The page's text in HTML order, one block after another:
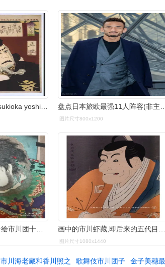
"市川团十郎" 通过 tsukioka yoshitoshi (1839-1892, japan) 盘点日本旅欧最强11人阵容(非
图片尺寸800x1200
浮世绘丰原国周役者绘市川团十郎明治时期原刻保证原刻真品 画中的市川虾藏,即后来的五代目市川团十郎,是歌舞伎界的大明星,线条
图片尺寸1080x1440
市川海老藏和香川照之 歌舞伎市川团子 金子美穗